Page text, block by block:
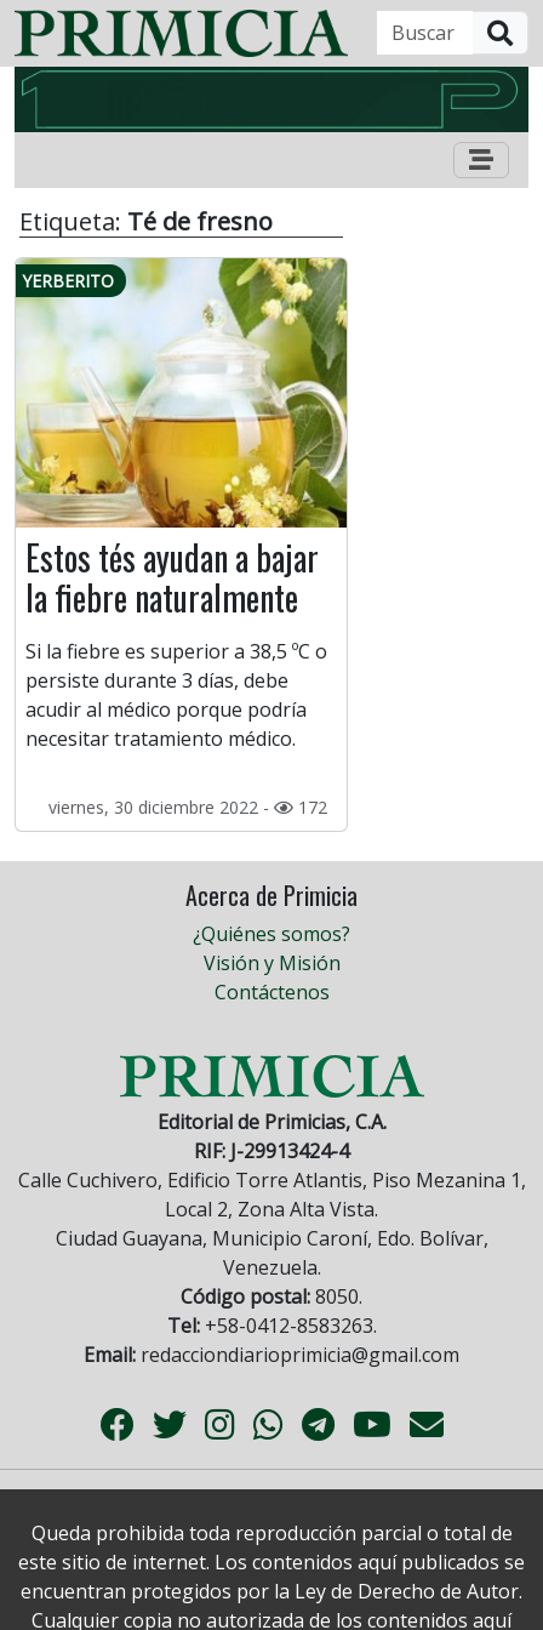
Etiqueta: Té de fresno
YERBERITO
Estos tés ayudan a bajar
la fiebre naturalmente
Si la fiebre es superior a 38,5 ºC o
persiste durante 3 días, debe
acudir al médico porque podría
necesitar tratamiento médico.
viernes, 30 diciembre 2022 - 172
Acerca de Primicia
¿Quiénes somos?
Visión y Misión
Contáctenos
Editorial de Primicias, C.A.
RIF: J-29913424-4
Calle Cuchivero, Edificio Torre Atlantis, Piso Mezanina 1,
Local 2, Zona Alta Vista.
Ciudad Guayana, Municipio Caroní, Edo. Bolívar,
Venezuela.
Código postal:8050.
Tel:+58-0412-8583263.
Email: redacciondiarioprimicia@gmail.com
Queda prohibida toda reproducción parcial o total de
este sitio de internet. Los contenidos aquí publicados se
encuentran protegidos por la Ley de Derecho de Autor.
Cualquier copia no autorizada de los contenidos aquí